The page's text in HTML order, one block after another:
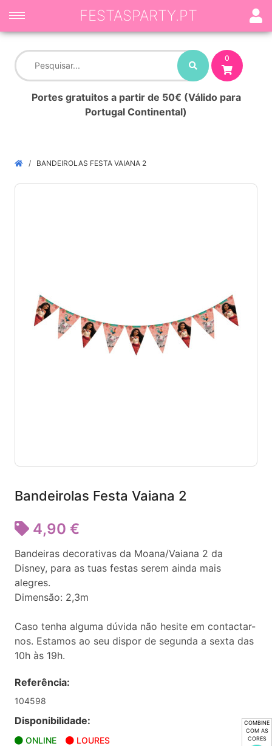
COMBINE
COM AS
CORES
0
Portes gratuitos a partir de 50€ (Válido para
Portugal Continental)
FESTASPARTY.PT
BANDEIROLAS FESTA VAIANA 2
Bandeirolas Festa Vaiana 2
4,90 €
Bandeiras decorativas da Moana/Vaiana 2 da
Disney, para as tuas festas serem ainda mais
alegres.
Dimensão: 2,3m
Caso tenha alguma dúvida não hesite em contactar-
nos. Estamos ao seu dispor de segunda a sexta das
10h às 19h.
Referência:
104598
Disponibilidade:
ONLINE LOURES